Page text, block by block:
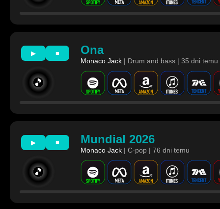
▶ ■
🎵
Ona
Monaco Jack | Drum and bass | 35 dni temu
▶ ■
🎵
Mundial 2026
Monaco Jack | C-pop | 76 dni temu